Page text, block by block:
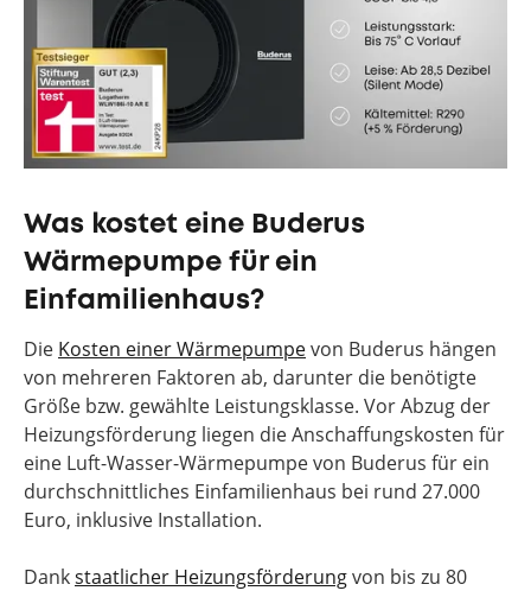
Was kostet eine Buderus
Wärmepumpe für ein
Einfamilienhaus?
Die Kosten einer Wärmepumpevon Buderus hängen
von mehreren Faktoren ab, darunter die benötigte
Größe bzw. gewählte Leistungsklasse. Vor Abzug der
Heizungsförderung liegen die Anschaffungskosten für
eine Luft-Wasser-Wärmepumpe von Buderus für ein
durchschnittliches Einfamilienhaus bei rund 27.000
Euro, inklusive Installation.
Dankstaatlicher Heizungsförderungvon bis zu 80